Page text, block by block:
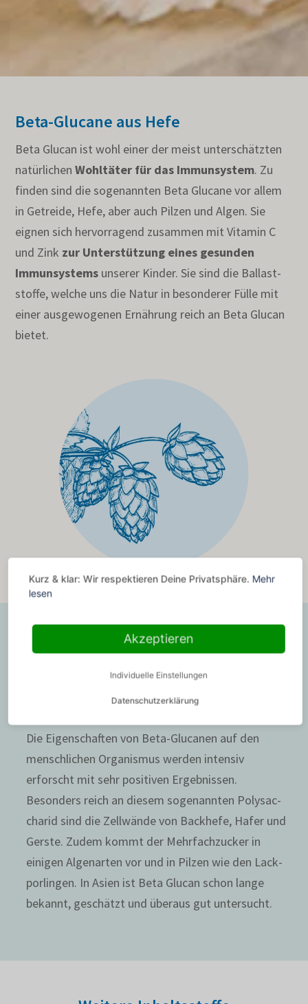
Beta-Glucane aus Hefe
Beta Glucan ist wohl einer der meist unter­schätzten
natür­li­chenWohltäter für das Immun­system. Zu
finden sind die soge­nannten Beta Glucane vor allem
in Getreide, Hefe, aber auch Pilzen und Algen. Sie
eignen sich hervor­ra­gend zusammen mit Vitamin C
und Zink zur Unter­stüt­zung eines gesunden
Immun­sys­tems unserer Kinder. Sie sind die Ballast­
stoffe, welche uns die Natur in beson­derer Fülle mit
einer ausge­wo­genen Ernährung reich an Beta Glucan
bietet.
Gesund­heit­li­cher Nutzen von Beta-
Gesund­heit­li­cher Nutzen bisher nicht durch
Die Eigen­schaften von Beta-Glucanen auf den
mensch­li­chen Orga­nismus werden intensiv
erforscht mit sehr positiven Ergeb­nissen.
Besonders reich an diesem soge­nannten Polys­ac­
charid sind die Zellwände von Backhefe, Hafer und
Gerste. Zudem kommt der Mehr­fach­zu­cker in
einigen Algen­arten vor und in Pilzen wie den Lack­
por­lingen. In Asien ist Beta Glucan schon lange
bekannt, geschätzt und überaus gut untersucht.
Kurz & klar: Wir respektieren Deine Privatsphäre. Mehr
lesen
Akzeptieren
Individuelle Einstellungen
Datenschutzerklärung